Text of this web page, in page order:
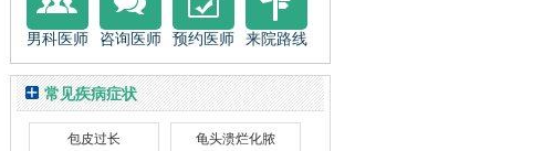
男科医师 咨询医师 预约医师 来院路线
常见疾病症状
包皮过长 龟头溃烂化脓